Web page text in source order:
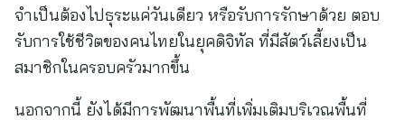
จำเป็นต้องไปธุระแค่วันเดียว หรือรับการรักษาด้วย ตอบ
รับการใช้ชีวิตของคนไทยในยุคดิจิทัล ที่มีสัตว์เลี้ยงเป็น
สมาชิกในครอบครัวมากขึ้น
นอกจากนี้ ยังได้มีการพัฒนาพื้นที่เพิ่มเติมบริเวณพื้นที่